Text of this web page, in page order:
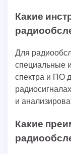
Какие
Для
специальные
спектра и ПО
и
Какие